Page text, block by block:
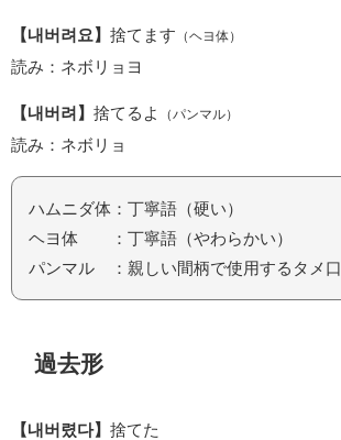
【내버려요】 捨てます （ヘヨ体）
読み：ネボリョヨ
【내버려】 捨てるよ （パンマル）
読み：ネボリョ
ハムニダ体：丁寧語（硬い）
ヘヨ体 ：丁寧語（やわらかい）
パンマル ：親しい間柄で使用するタメ口
過去形
【내버렸다】 捨てた